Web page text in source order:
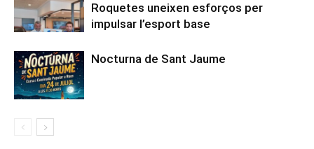
Roquetes uneixen esforços per
impulsar l’esport base
Nocturna de Sant Jaume